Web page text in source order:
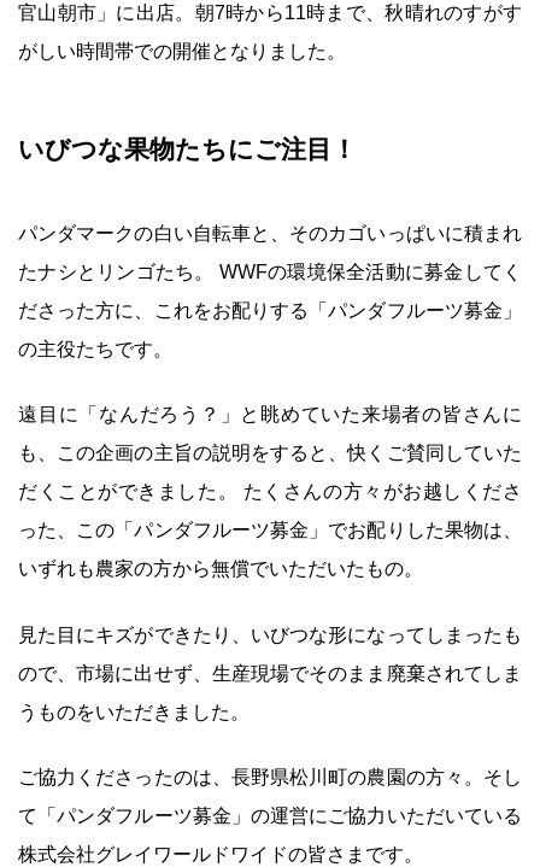
官山朝市」に出店。朝7時から11時まで、秋晴れのすがす
がしい時間帯での開催となりました。
いびつな果物たちにご注目！
パンダマークの白い自転車と、そのカゴいっぱいに積まれ
たナシとリンゴたち。 WWFの環境保全活動に募金してく
ださった方に、これをお配りする「パンダフルーツ募金」
の主役たちです。
遠目に「なんだろう？」と眺めていた来場者の皆さんに
も、この企画の主旨の説明をすると、快くご賛同していた
だくことができました。 たくさんの方々がお越しくださ
った、この「パンダフルーツ募金」でお配りした果物は、
いずれも農家の方から無償でいただいたもの。
見た目にキズができたり、いびつな形になってしまったも
ので、市場に出せず、生産現場でそのまま廃棄されてしま
うものをいただきました。
ご協力くださったのは、長野県松川町の農園の方々。そし
て「パンダフルーツ募金」の運営にご協力いただいている
株式会社グレイワールドワイドの皆さまです。